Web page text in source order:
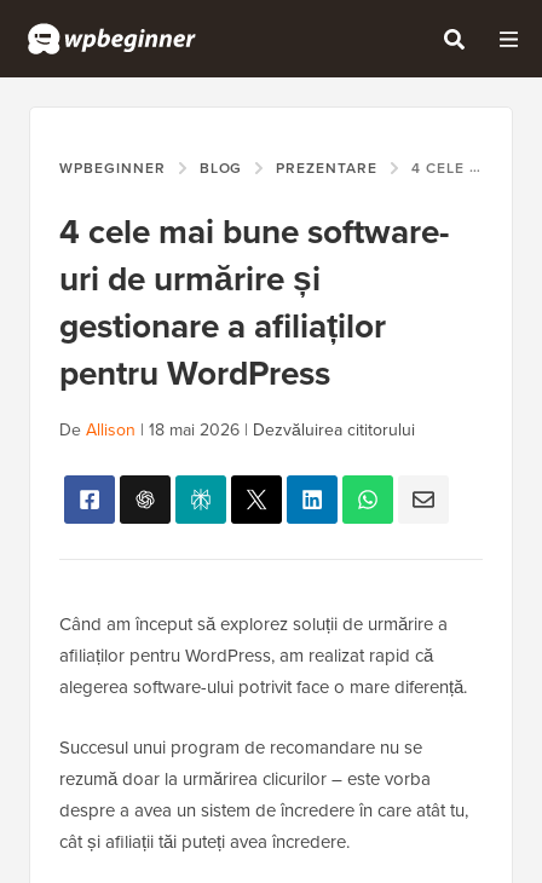
WPBEGINNER BLOG PREZENTARE 4 CELE MAI BUNE SOFTWARE-URI DE URMĂRIRE ȘI GESTIONARE A AFILIAȚILOR PENTRU WORDPRESS
4 cele mai bune software-
uri de urmărire și
gestionare a afiliaților
pentru WordPress
DeAllison | 18 mai 2026 | Dezvăluirea cititorului
Când am început să explorez soluții de urmărire a
afiliaților pentru WordPress, am realizat rapid că
alegerea software-ului potrivit face o mare diferență.
Succesul unui program de recomandare nu se
rezumă doar la urmărirea clicurilor – este vorba
despre a avea un sistem de încredere în care atât tu,
cât și afiliații tăi puteți avea încredere.